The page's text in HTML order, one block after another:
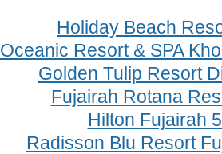
Holiday Beach
Oceanic Resort & SPA
Golden Tulip Resort
Fujairah Rotana
Hilton Fujairah
Radisson Blu Resort